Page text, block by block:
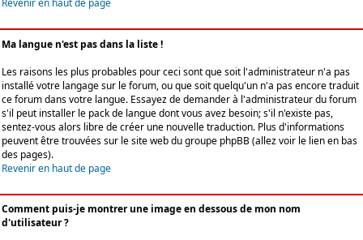
Ma langue n'est pas dans la liste !
Les raisons les plus probables pour ceci sont que soit l'administrateur n'a pas
installé votre langage sur le forum, ou que soit quelqu'un n'a pas encore traduit
ce forum dans votre langue. Essayez de demander à l'administrateur du forum
s'il peut installer le pack de langue dont vous avez besoin; s'il n'existe pas,
sentez-vous alors libre de créer une nouvelle traduction. Plus d'informations
peuvent être trouvées sur le site web du groupe phpBB (allez voir le lien en bas
des pages).
Revenir en haut de page
Comment puis-je montrer une image en dessous de mon nom
d'utilisateur ?